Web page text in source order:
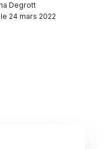
Degrott
24 mars 2022